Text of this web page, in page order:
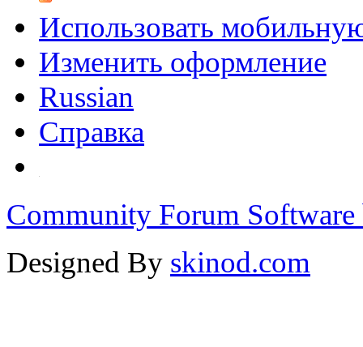
Использовать
Изменить оформление
Russian
Справка
Community Forum Software
Designed By skinod.com